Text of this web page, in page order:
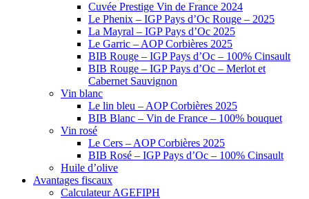
Cuvée Prestige Vin de France 2024
Le Phenix – IGP Pays d’Oc Rouge – 2025
La Mayral – IGP Pays d’Oc 2025
Le Garric – AOP Corbières 2025
BIB Rouge – IGP Pays d’Oc – 100% Cinsault
BIB Rouge – IGP Pays d’Oc – Merlot et
Cabernet Sauvignon
Vin blanc
Le lin bleu – AOP Corbières 2025
BIB Blanc – Vin de France – 100% bouquet
Vin rosé
Le Cers – AOP Corbières 2025
BIB Rosé – IGP Pays d’Oc – 100% Cinsault
Huile d’olive
Avantages fiscaux
Calculateur AGEFIPH